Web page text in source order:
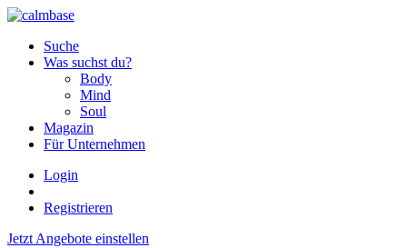
Suche
Was suchst du?
Body
Mind
Soul
Magazin
Für Unternehmen
Login
Registrieren
Jetzt Angebote einstellen